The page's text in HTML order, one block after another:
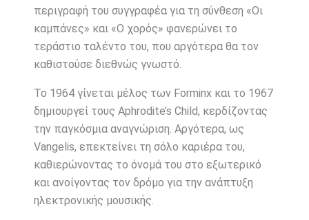
περιγραφή του συγγραφέα για τη σύνθεση «Οι
καμπάνες» και «Ο χορός» φανερώνει το
τεράστιο ταλέντο του, που αργότερα θα τον
καθιστούσε διεθνώς γνωστό.
Το 1964 γίνεται μέλος των Forminx και το 1967
δημιουργεί τους Aphrodite’s Child, κερδίζοντας
την παγκόσμια αναγνώριση. Αργότερα, ως
Vangelis, επεκτείνει τη σόλο καριέρα του,
καθιερώνοντας το όνομά του στο εξωτερικό
και ανοίγοντας τον δρόμο για την ανάπτυξη
ηλεκτρονικής μουσικής.